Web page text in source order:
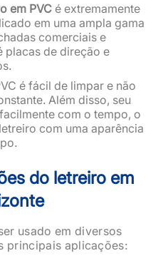
em PVCé extremamente
em uma ampla gama
comerciais e
placas de direção e
é fácil de limpar e não
Além disso, seu
com o tempo, o
com uma aparência
do letreiro em
usado em diversos
principais aplicações: